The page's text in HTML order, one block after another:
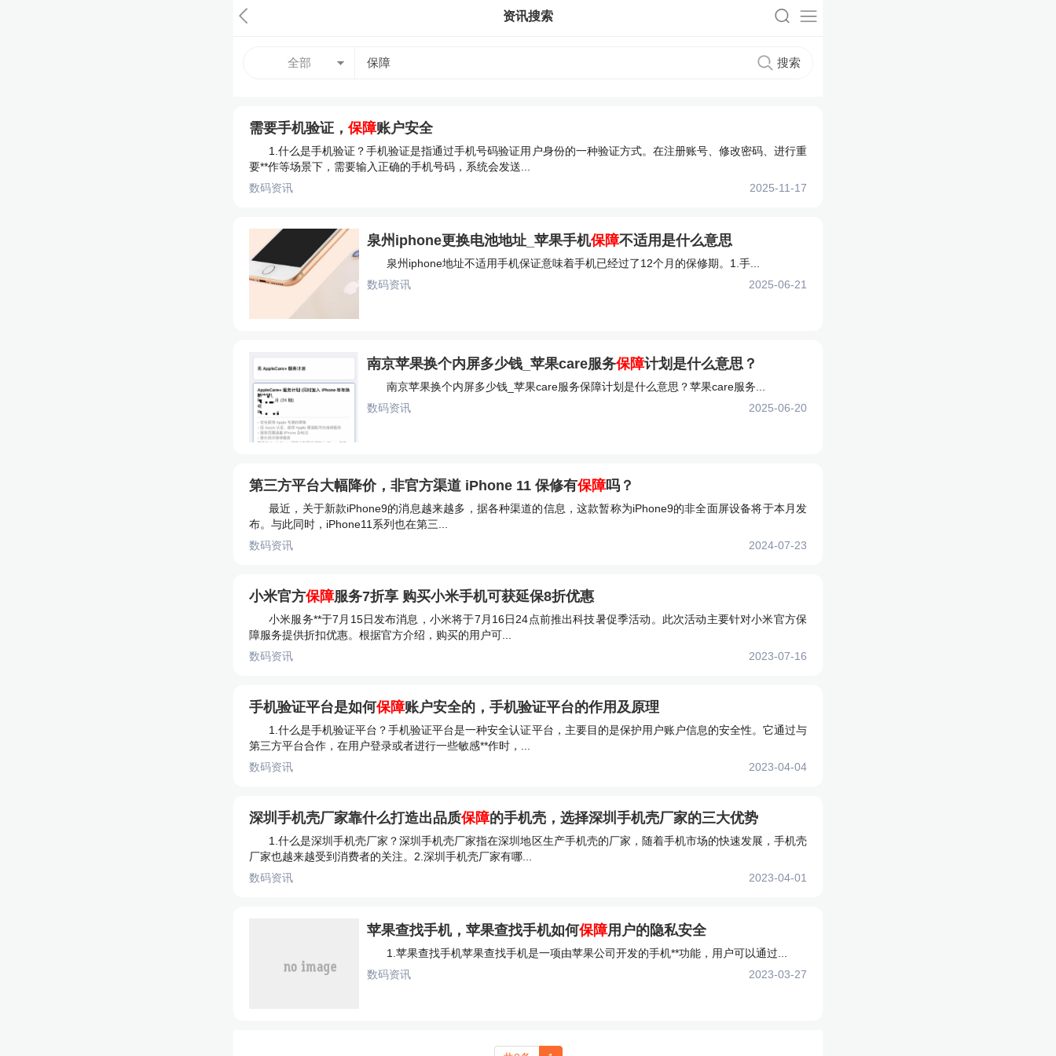
资讯搜索
全部
需要手机验证， 保障账户安全
1.什么是手机验证？手机验证是指通过手机号码验证用户身份的一种验证方式。在注册账号、修改密码、进行重
要**作等场景下，需要输入正确的手机号码，系统会发送...
数码资讯
2025-11-17
泉州iphone更换电池地址_苹果手机保障不适用是什么意思
泉州iphone地址不适用手机保证意味着手机已经过了12个月的保修期。1.手...
数码资讯
2025-06-21
南京苹果换个内屏多少钱_苹果care服务保障计划是什么意思？
南京苹果换个内屏多少钱_苹果care服务保障计划是什么意思？苹果care服务...
数码资讯
2025-06-20
第三方平台大幅降价，非官方渠道 iPhone 11 保修有保障吗？
最近，关于新款iPhone9的消息越来越多，据各种渠道的信息，这款暂称为iPhone9的非全面屏设备将于本月发
布。与此同时，iPhone11系列也在第三...
数码资讯
2024-07-23
小米官方保障服务7折享 购买小米手机可获延保8折优惠
小米服务**于7月15日发布消息，小米将于7月16日24点前推出科技暑促季活动。此次活动主要针对小米官方保
障服务提供折扣优惠。根据官方介绍，购买的用户可...
数码资讯
2023-07-16
手机验证平台是如何保障账户安全的，手机验证平台的作用及原理
1.什么是手机验证平台？手机验证平台是一种安全认证平台，主要目的是保护用户账户信息的安全性。它通过与
第三方平台合作，在用户登录或者进行一些敏感**作时，...
数码资讯
2023-04-04
深圳手机壳厂家靠什么打造出品质保障的手机壳，选择深圳手机壳厂家的三大优势
1.什么是深圳手机壳厂家？深圳手机壳厂家指在深圳地区生产手机壳的厂家，随着手机市场的快速发展，手机壳
厂家也越来越受到消费者的关注。2.深圳手机壳厂家有哪...
数码资讯
2023-04-01
苹果查找手机，苹果查找手机如何保障用户的隐私安全
1.苹果查找手机苹果查找手机是一项由苹果公司开发的手机**功能，用户可以通过...
数码资讯
2023-03-27